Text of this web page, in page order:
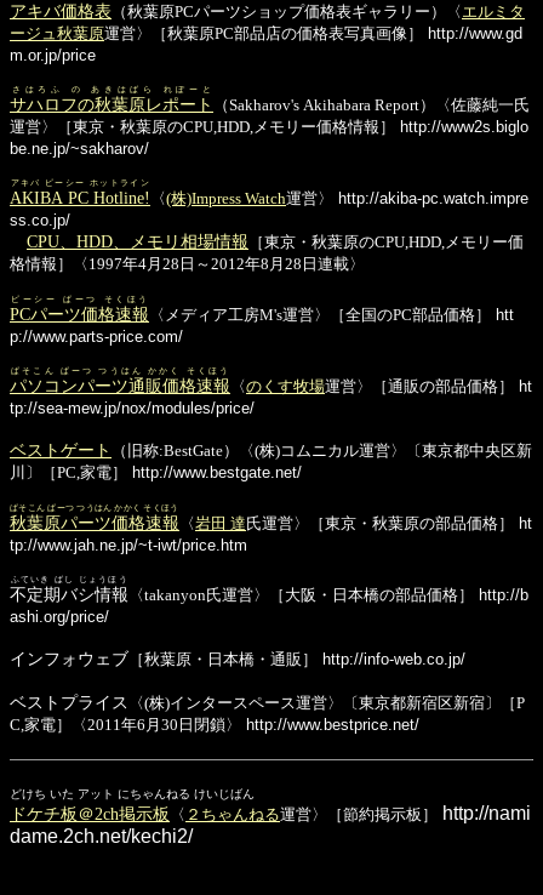
アキバ価格表 （秋葉原PCパーツショップ価格表ギャラリー）〈 エルミタ
ージュ秋葉原運営〉［秋葉原PC部品店の価格表写真画像］
http://www.gd
m.or.jp/price
サハロフの秋葉原レポート
さはろふ の あきはばら れぽーと
（Sakharov's Akihabara Report）〈佐藤純一氏
運営〉［東京・秋葉原のCPU,HDD,メモリー価格情報］
http://www2s.biglo
be.ne.jp/~sakharov/
AKIBA PC Hotline!
アキバ ピーシー ホットライン
〈(株)Impress Watch運営〉
http://akiba-pc.watch.impre
ss.co.jp/
CPU、HDD、メモリ相場情報 ［東京・秋葉原のCPU,HDD,メモリー価
格情報］〈1997年4月28日～2012年8月28日連載〉
PCパーツ価格速報
ピーシー ぱーつ そくほう
〈メディア工房M's運営〉［全国のPC部品価格］
htt
p://www.parts-price.com/
パソコンパーツ通販価格速報
ぱそこん ぱーつ つうはん かかく そくほう
〈のくす牧場運営〉［通販の部品価格］
ht
tp://sea-mew.jp/nox/modules/price/
ベストゲート
（旧称:BestGate）〈(株)コムニカル運営〉〔東京都中央区新
川〕［PC,家電］
http://www.bestgate.net/
秋葉原パーツ価格速報
ぱそこん ぱーつ つうはん かかく そくほう
〈岩田 達 氏運営〉［東京・秋葉原の部品価格］
ht
tp://www.jah.ne.jp/~t-iwt/price.htm
不定期バシ情報
ふていき ばし じょうほう
〈takanyon氏運営〉［大阪・日本橋の部品価格］
http://b
ashi.org/price/
インフォウェブ ［秋葉原・日本橋・通販］ http://info-web.co.jp/
ベストプライス
〈(株)インタースペース運営〉〔東京都新宿区新宿〕［P
C,家電］〈2011年6月30日閉鎖〉
http://www.bestprice.net/
どけち いた アット にちゃんねる けいじばん
ドケチ板＠2ch掲示板 〈 ２ちゃんねる運営〉［節約掲示板］
http://nami
dame.2ch.net/kechi2/